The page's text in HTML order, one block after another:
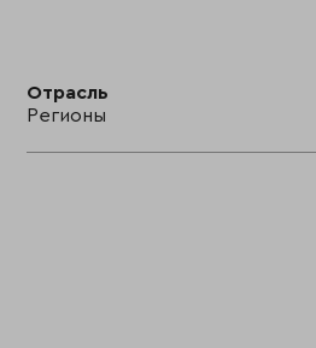
Отрасль
Регионы